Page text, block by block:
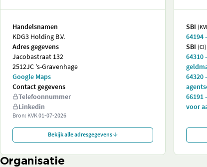
Handelsnamen
KDG3 Holding B.V.
Adres gegevens
Jacobastraat 132
2512JC 's-Gravenhage
Google Maps
Contact gegevens
Telefoonnummer
Linkedin
Bron: KVK01-07-2026
Bekijk alle adresgegevens
SBI
64194
SBI (CI)
64310
64320
voor
Organisatie